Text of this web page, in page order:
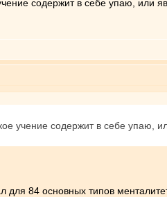
содержит в себе упаю, или
учение содержит в себе упаю,
для 84 основных типов